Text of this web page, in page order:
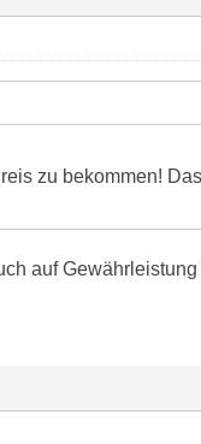
zu bekommen!
auf